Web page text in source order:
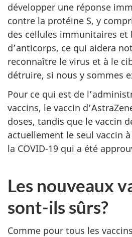
développer une réponse
contre la protéine S, y
des cellules immunitaires et
d’anticorps, ce qui aidera
reconnaître le virus et à le
détruire, si nous y sommes
Pour ce qui est de
vaccins, le vaccin
doses, tandis que le vaccin
actuellement le seul vaccin
la COVID-19 qui a été
Les nouveaux
sont-ils sûrs?
Comme pour tous les